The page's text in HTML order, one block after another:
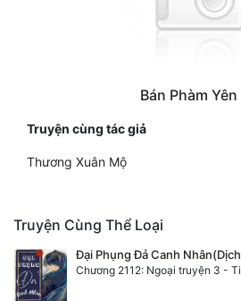
Tiên Hiệp
Trinh Thám
Triều Đấu
Trùng Sinh
Bán Phàm Yên
Truyện cùng tác giả
Thương Xuân Mộ
Truyện Cùng Thể Loại
Đại Phụng Đả Canh
Chương 2112: Ngoại truyện 3 -